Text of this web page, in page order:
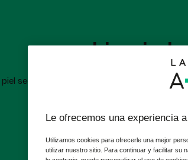
piel seca, muy seca o irritada: límpiela
Le ofrecemos una experiencia
Utilizamos cookies para ofrecerle una mejor
utilizar nuestro sitio. Para continuar y facilitar su